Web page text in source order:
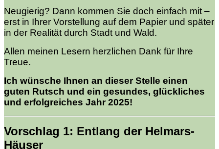
Neugierig? Dann kommen Sie doch einfach mit –
erst in Ihrer Vorstellung auf dem Papier und später
in der Realität durch Stadt und Wald.
Allen meinen Lesern herzlichen Dank für Ihre
Treue.
Ich wünsche Ihnen an dieser Stelle einen
guten Rutsch und ein gesundes, glückliches
und erfolgreiches Jahr 2025!
Vorschlag 1: Entlang der Helmars-
Häuser